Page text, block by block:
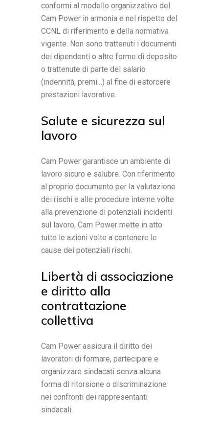
conformi al modello organizzativo del
Cam Power in armonia e nel rispetto del
CCNL di riferimento e della normativa
vigente. Non sono trattenuti i documenti
dei dipendenti o altre forme di deposito
o trattenute di parte del salario
(indennità, premi…) al fine di estorcere
prestazioni lavorative.
Salute e sicurezza sul
lavoro
Cam Power garantisce un ambiente di
lavoro sicuro e salubre. Con riferimento
al proprio documento per la valutazione
dei rischi e alle procedure interne volte
alla prevenzione di potenziali incidenti
sul lavoro, Cam Power mette in atto
tutte le azioni volte a contenere le
cause dei potenziali rischi.
Libertà di associazione
e diritto alla
contrattazione
collettiva
Cam Power assicura il diritto dei
lavoratori di formare, partecipare e
organizzare sindacati senza alcuna
forma di ritorsione o discriminazione
nei confronti dei rappresentanti
sindacali.